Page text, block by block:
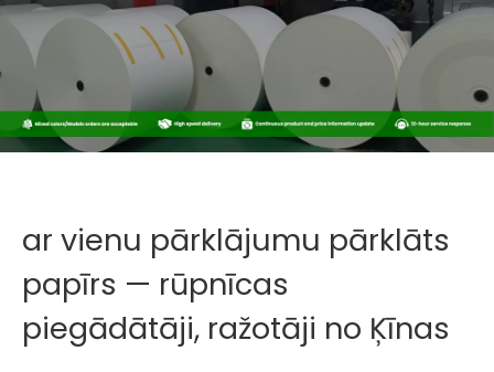
ar vienu pārklājumu pārklāts
papīrs — rūpnīcas
piegādātāji, ražotāji no Ķīnas